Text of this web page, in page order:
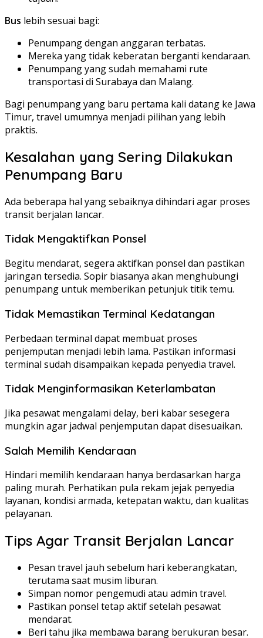
Bus lebih sesuai bagi:
Penumpang dengan anggaran terbatas.
Mereka yang tidak keberatan berganti kendaraan.
Penumpang yang sudah memahami rute
transportasi di Surabaya dan Malang.
Bagi penumpang yang baru pertama kali datang ke Jawa
Timur, travel umumnya menjadi pilihan yang lebih
praktis.
Kesalahan yang Sering Dilakukan
Penumpang Baru
Ada beberapa hal yang sebaiknya dihindari agar proses
transit berjalan lancar.
Tidak Mengaktifkan Ponsel
Begitu mendarat, segera aktifkan ponsel dan pastikan
jaringan tersedia. Sopir biasanya akan menghubungi
penumpang untuk memberikan petunjuk titik temu.
Tidak Memastikan Terminal Kedatangan
Perbedaan terminal dapat membuat proses
penjemputan menjadi lebih lama. Pastikan informasi
terminal sudah disampaikan kepada penyedia travel.
Tidak Menginformasikan Keterlambatan
Jika pesawat mengalami delay, beri kabar sesegera
mungkin agar jadwal penjemputan dapat disesuaikan.
Salah Memilih Kendaraan
Hindari memilih kendaraan hanya berdasarkan harga
paling murah. Perhatikan pula rekam jejak penyedia
layanan, kondisi armada, ketepatan waktu, dan kualitas
pelayanan.
Tips Agar Transit Berjalan Lancar
Pesan travel jauh sebelum hari keberangkatan,
terutama saat musim liburan.
Simpan nomor pengemudi atau admin travel.
Pastikan ponsel tetap aktif setelah pesawat
mendarat.
Beri tahu jika membawa barang berukuran besar.